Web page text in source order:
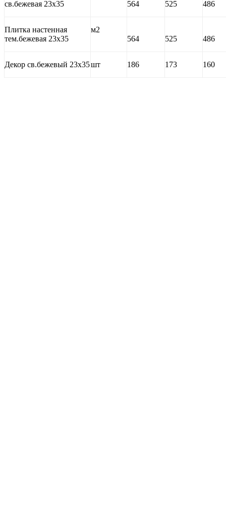
св.бежевая 23х35 564 525 486
Плитка настенная
тем.бежевая 23х35
м2
564
525 486
Декор св.бежевый 23х35шт 186 173 160